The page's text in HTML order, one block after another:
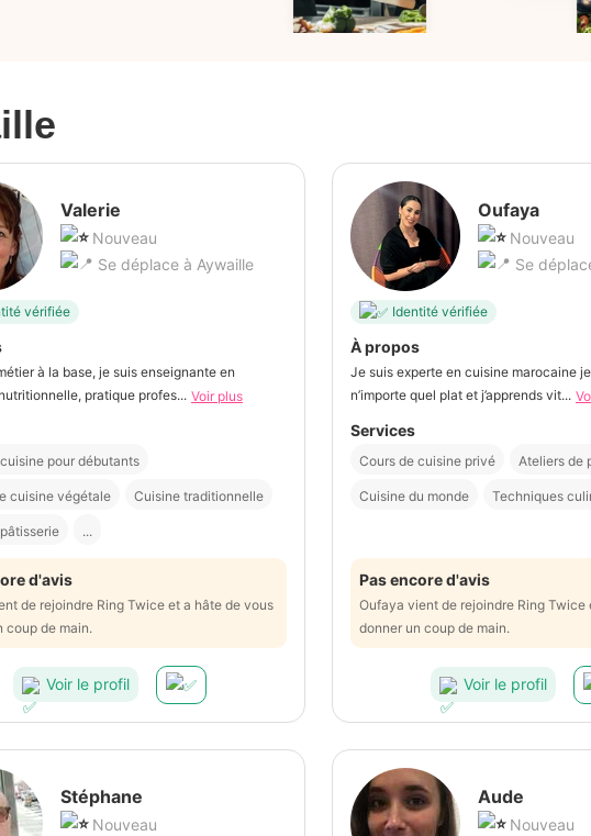
Valerie
Nouveau
Se déplace à Aywaille
vérifiée
à la base, je suis enseignante en
pratique profes... Voir plus
pour débutants
cuisine végétale Cuisine traditionnelle
...
d'avis
de rejoindre Ring Twice et a hâte de vous
coup de main.
Voir le profil
Oufaya
Nouveau
Se
Identité vérifiée
À propos
Je suis experte en cuisine marocaine
n’importe quel plat et j’apprends vit...
Services
Cours de cuisine privé Ateliers de
Cuisine du monde Techniques
Pas encore d'avis
Oufaya vient de rejoindre Ring Twice
donner un coup de main.
Voir le profil
Stéphane
Nouveau
Aude
Nouveau